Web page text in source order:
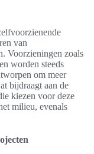
van
Voorzieningen zoals
worden steeds
om meer
bijdraagt aan de
kiezen voor deze
milieu, evenals